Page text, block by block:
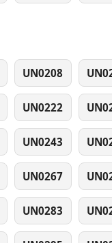
UN0208
UN0222
UN0243
UN0267
UN0283